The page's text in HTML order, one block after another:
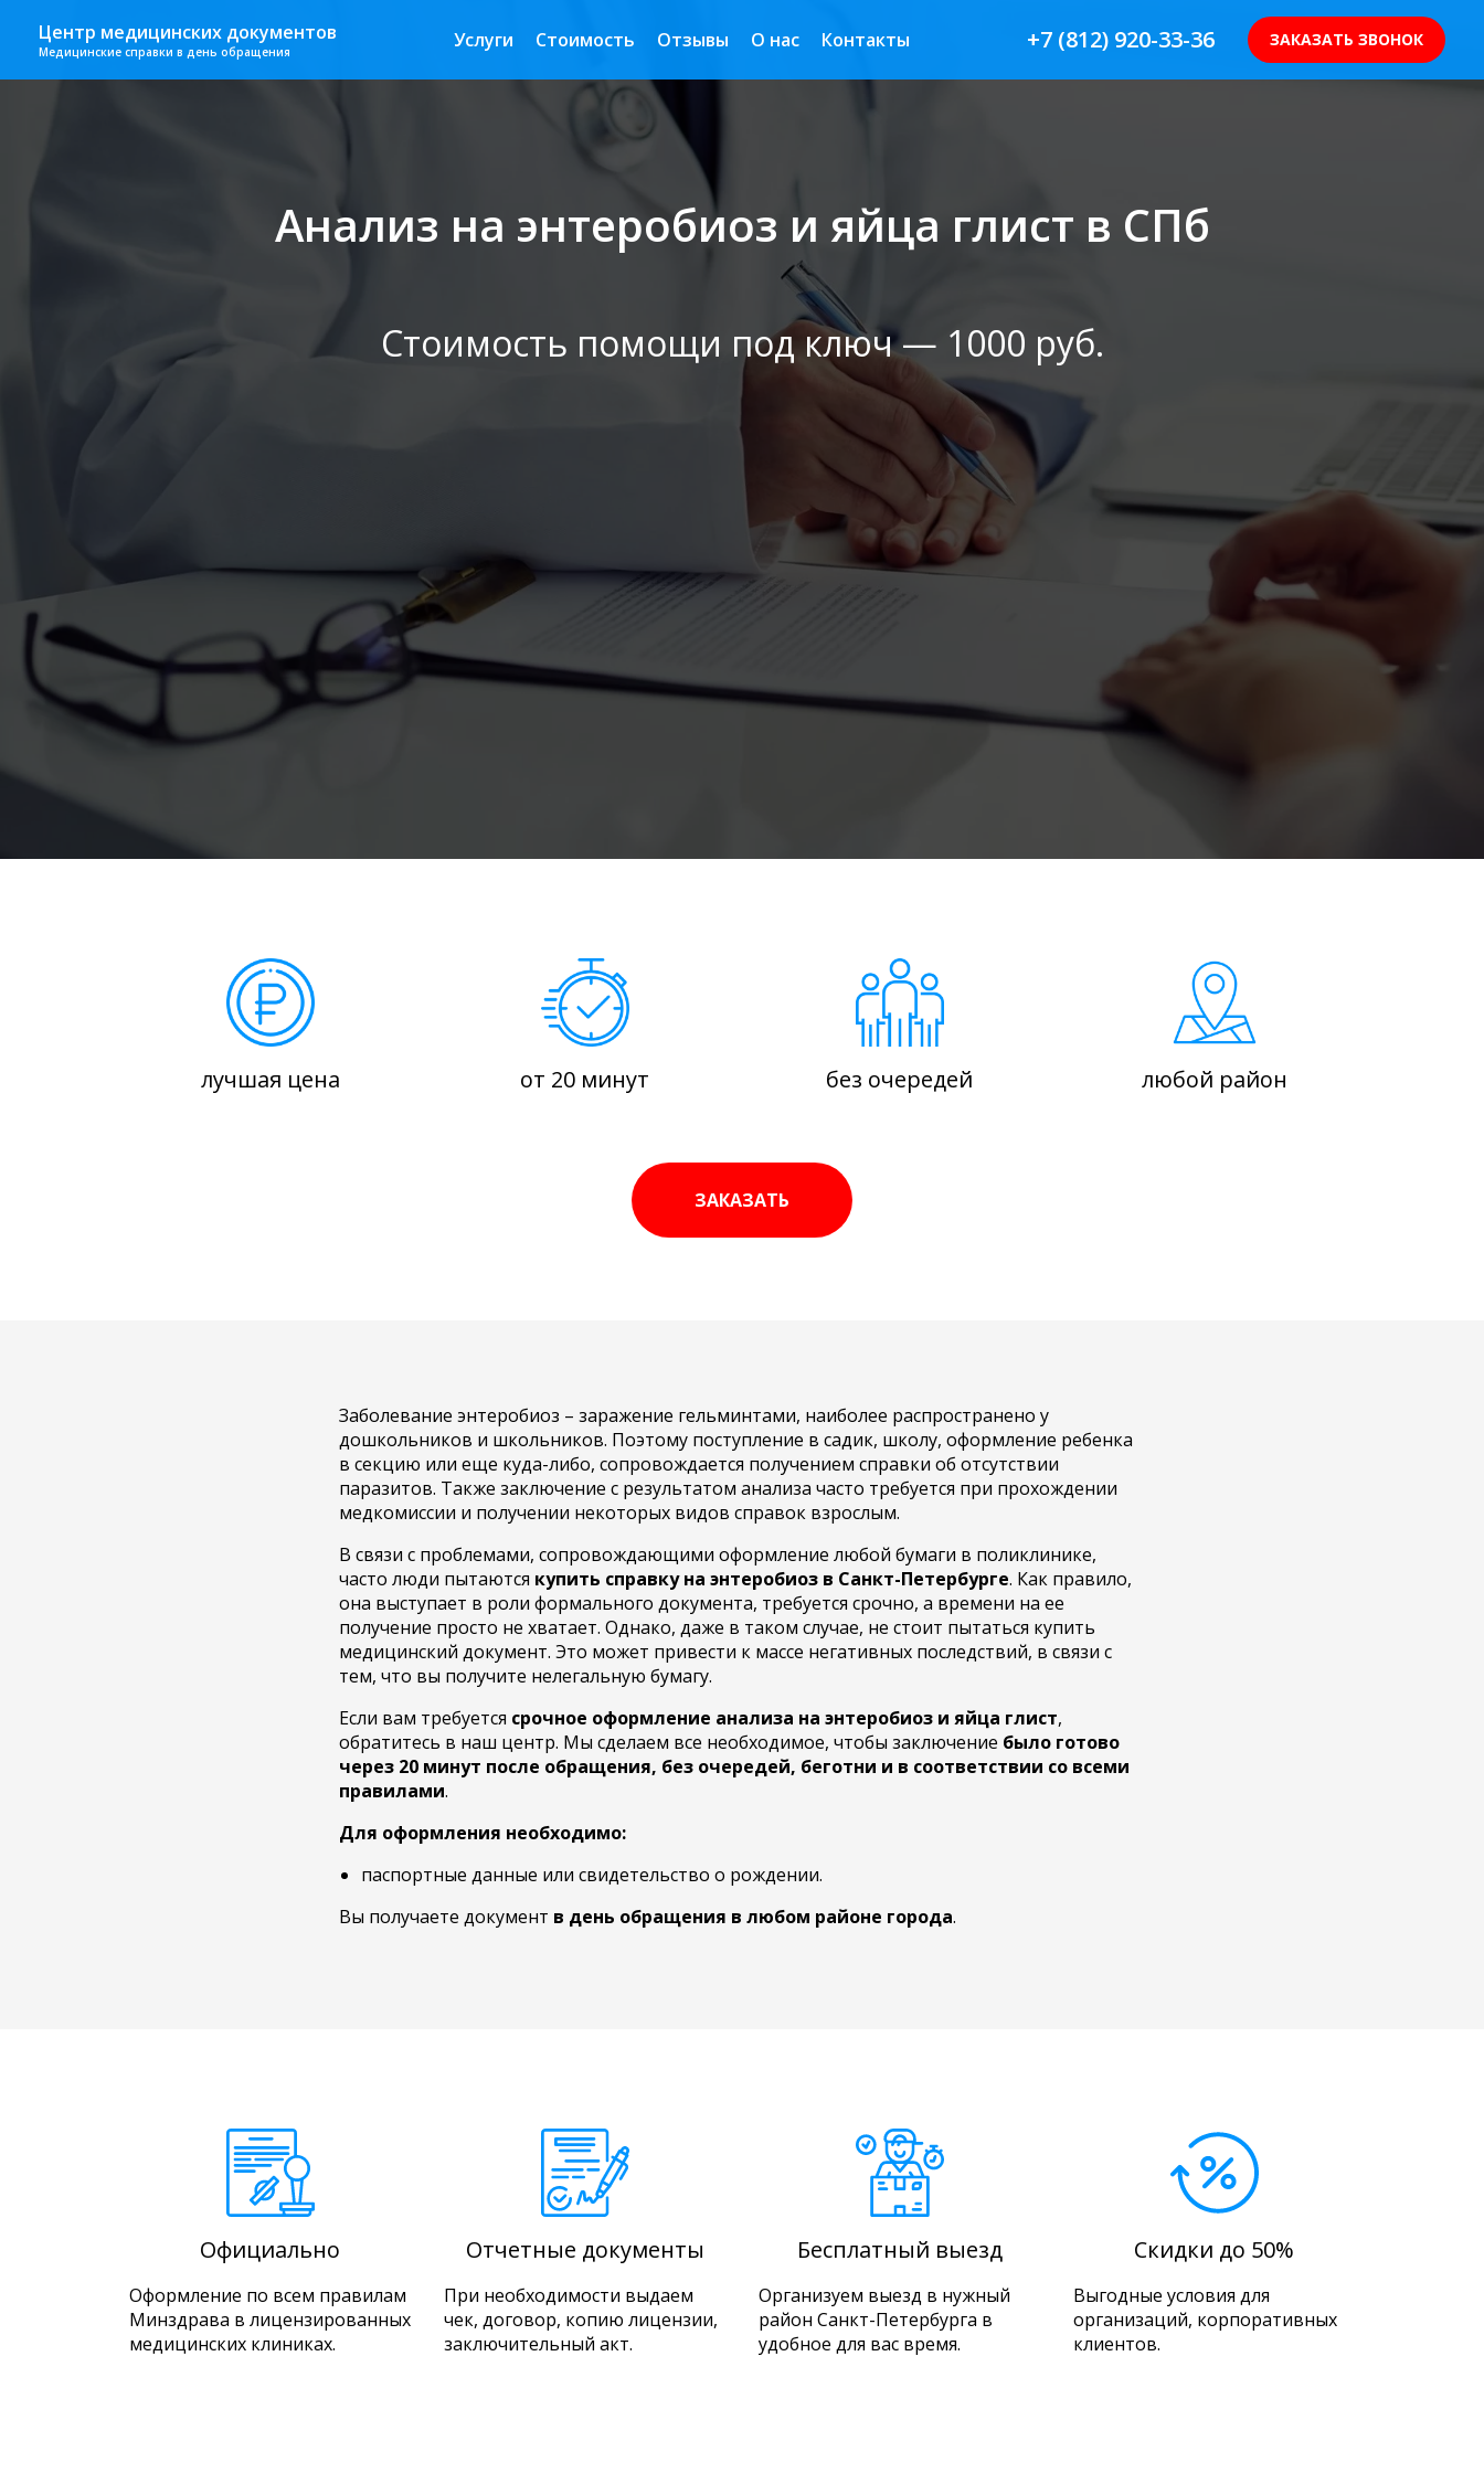
Центр медицинских документов
Медицинские справки в день обращения Услуги Стоимость Отзывы О нас Контакты +7 (812) 920-33-36 ЗАКАЗАТЬ ЗВОНОК
Анализ на энтеробиоз и яйца глист в СПб
Стоимость помощи под ключ — 1000 руб.
лучшая цена от 20 минут без очередей любой район
ЗАКАЗАТЬ
Заболевание энтеробиоз – заражение гельминтами, наиболее распространено у
дошкольников и школьников. Поэтому поступление в садик, школу, оформление ребенка
в секцию или еще куда-либо, сопровождается получением справки об отсутствии
паразитов. Также заключение с результатом анализа часто требуется при прохождении
медкомиссии и получении некоторых видов справок взрослым.
В связи с проблемами, сопровождающими оформление любой бумаги в поликлинике,
часто люди пытаются купить справку на энтеробиоз в Санкт-Петербурге. Как правило,
она выступает в роли формального документа, требуется срочно, а времени на ее
получение просто не хватает. Однако, даже в таком случае, не стоит пытаться купить
медицинский документ. Это может привести к массе негативных последствий, в связи с
тем, что вы получите нелегальную бумагу.
Если вам требуется срочное оформление анализа на энтеробиоз и яйца глист,
обратитесь в наш центр. Мы сделаем все необходимое, чтобы заключение было готово
через 20 минут после обращения, без очередей, беготни и в соответствии со всеми
правилами.
Для оформления необходимо:
паспортные данные или свидетельство о рождении.
Вы получаете документ в день обращения в любом районе города.
Официально
Оформление по всем правилам
Минздрава в лицензированных
медицинских клиниках.
Отчетные документы
При необходимости выдаем
чек, договор, копию лицензии,
заключительный акт.
Бесплатный выезд
Организуем выезд в нужный
район Санкт-Петербурга в
удобное для вас время.
Скидки до 50%
Выгодные условия для
организаций, корпоративных
клиентов.